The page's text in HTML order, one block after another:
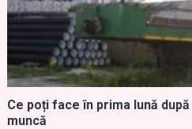
Ce poți face în prima lună
muncă